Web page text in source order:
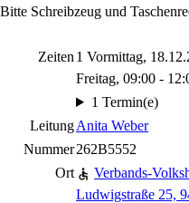
Bitte Schreibzeug und
Zeiten 1 Vormittag,
Freitag, 09:00 -
1 Termin(e)
LeitungAnita Weber
Nummer262B5552
Ort
Verbands-
Ludwigstraße 25,